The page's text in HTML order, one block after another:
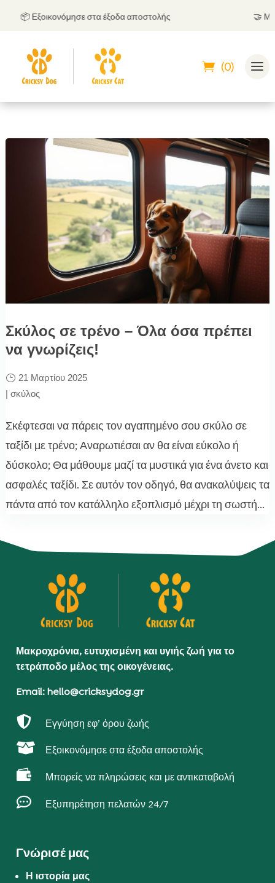
📦 Εξοικονόμησε στα έξοδα αποστολής
(0)
Σκύλος σε τρένο – Όλα όσα πρέπει
να γνωρίζεις!
21 Μαρτίου 2025
| σκύλος
Σκέφτεσαι να πάρεις τον αγαπημένο σου σκύλο σε
ταξίδι με τρένο; Αναρωτιέσαι αν θα είναι εύκολο ή
δύσκολο; Θα μάθουμε μαζί τα μυστικά για ένα άνετο και
ασφαλές ταξίδι. Σε αυτόν τον οδηγό, θα ανακαλύψεις τα
πάντα από τον κατάλληλο εξοπλισμό μέχρι τη σωστή...
Μακροχρόνια, ευτυχισμένη και υγιής ζωή για το
τετράποδο μέλος της οικογένειας.
Email: hello@cricksydog.gr
 Εγγύηση εφ’ όρου ζωής
 Εξοικονόμησε στα έξοδα αποστολής
 Μπορείς να πληρώσεις και με αντικαταβολή
 Εξυπηρέτηση πελατών 24/7
Γνώρισέ μας
Η ιστορία μας